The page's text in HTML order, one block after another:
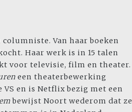
Van haar boeken
Haar werk is in 15 talen
voor televisie, film en theater.
een theaterbewerking
VS en is Netflix bezig met een
bewijst Noort wederom dat ze